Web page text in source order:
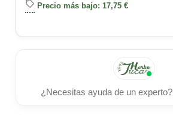
Precio más bajo: 17,75 €
¿Necesitas ayuda de un experto?